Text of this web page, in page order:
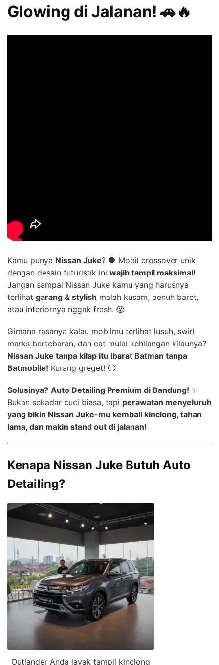
Glowing di Jalanan! 🚗🔥
Kamu punya Nissan Juke? 🛑 Mobil crossover unik
dengan desain futuristik ini wajib tampil maksimal!
Jangan sampai Nissan Juke kamu yang harusnya
terlihat garang & stylish malah kusam, penuh baret,
atau interiornya nggak fresh. 😱
Gimana rasanya kalau mobilmu terlihat lusuh, swirl
marks bertebaran, dan cat mulai kehilangan kilaunya?
Nissan Juke tanpa kilap itu ibarat Batman tanpa
Batmobile! Kurang greget! 😤
Solusinya? Auto Detailing Premium di Bandung! ✨
Bukan sekadar cuci biasa, tapi perawatan menyeluruh
yang bikin Nissan Juke-mu kembali kinclong, tahan
lama, dan makin stand out di jalanan!
Kenapa Nissan Juke Butuh Auto
Detailing?
Outlander Anda layak tampil kinclong